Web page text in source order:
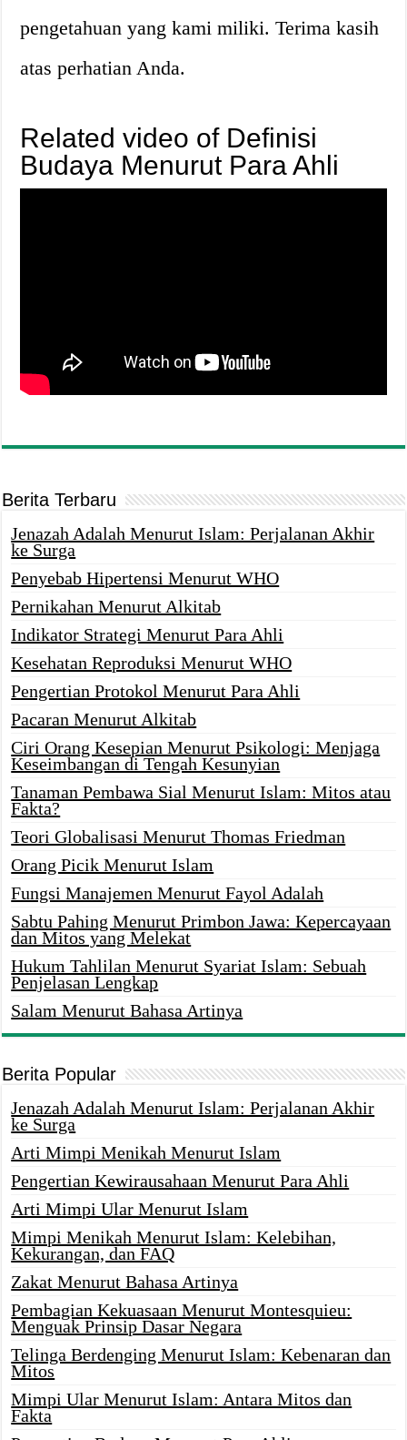
pengetahuan yang kami miliki. Terima kasih
atas perhatian Anda.
Related video of Definisi
Budaya Menurut Para Ahli
Berita Terbaru
Jenazah Adalah Menurut Islam: Perjalanan Akhir
ke Surga
Penyebab Hipertensi Menurut WHO
Pernikahan Menurut Alkitab
Indikator Strategi Menurut Para Ahli
Kesehatan Reproduksi Menurut WHO
Pengertian Protokol Menurut Para Ahli
Pacaran Menurut Alkitab
Ciri Orang Kesepian Menurut Psikologi: Menjaga
Keseimbangan di Tengah Kesunyian
Tanaman Pembawa Sial Menurut Islam: Mitos atau
Fakta?
Teori Globalisasi Menurut Thomas Friedman
Orang Picik Menurut Islam
Fungsi Manajemen Menurut Fayol Adalah
Sabtu Pahing Menurut Primbon Jawa: Kepercayaan
dan Mitos yang Melekat
Hukum Tahlilan Menurut Syariat Islam: Sebuah
Penjelasan Lengkap
Salam Menurut Bahasa Artinya
Berita Popular
Jenazah Adalah Menurut Islam: Perjalanan Akhir
ke Surga
Arti Mimpi Menikah Menurut Islam
Pengertian Kewirausahaan Menurut Para Ahli
Arti Mimpi Ular Menurut Islam
Mimpi Menikah Menurut Islam: Kelebihan,
Kekurangan, dan FAQ
Zakat Menurut Bahasa Artinya
Pembagian Kekuasaan Menurut Montesquieu:
Menguak Prinsip Dasar Negara
Telinga Berdenging Menurut Islam: Kebenaran dan
Mitos
Mimpi Ular Menurut Islam: Antara Mitos dan
Fakta